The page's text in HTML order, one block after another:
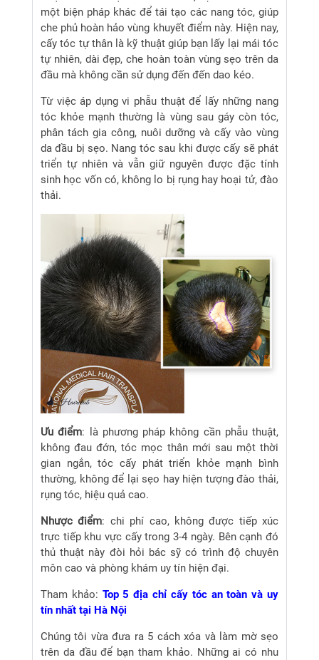
một biện pháp khác để tái tạo các nang tóc, giúp
che phủ hoàn hảo vùng khuyết điểm này. Hiện nay,
cấy tóc tự thân là kỹ thuật giúp bạn lấy lại mái tóc
tự nhiên, dài đẹp, che hoàn toàn vùng sẹo trên da
đầu mà không cần sử dụng đến đến dao kéo.
Từ việc áp dụng vi phẫu thuật để lấy những nang
tóc khỏe mạnh thường là vùng sau gáy còn tóc,
phân tách gia công, nuôi dưỡng và cấy vào vùng
da đầu bị sẹo. Nang tóc sau khi được cấy sẽ phát
triển tự nhiên và vẫn giữ nguyên được đặc tính
sinh học vốn có, không lo bị rụng hay hoại tử, đào
thải.
Ưu điểm: là phương pháp không cần phẫu thuật,
không đau đớn, tóc mọc thân mới sau một thời
gian ngắn, tóc cấy phát triển khỏe mạnh bình
thường, không để lại sẹo hay hiện tượng đào thải,
rụng tóc, hiệu quả cao.
Nhược điểm: chi phí cao, không được tiếp xúc
trực tiếp khu vực cấy trong 3-4 ngày. Bên cạnh đó
thủ thuật này đòi hỏi bác sỹ có trình độ chuyên
môn cao và phòng khám uy tín hiện đại.
Tham khảo: Top 5 địa chỉ cấy tóc an toàn và uy
tín nhất tại Hà Nội
Chúng tôi vừa đưa ra 5 cách xóa và làm mờ sẹo
trên da đầu để bạn tham khảo. Những ai có nhu